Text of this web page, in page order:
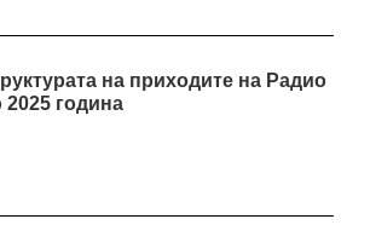
на приходите на Радио
година